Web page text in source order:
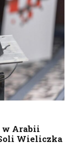
w Arabii
Wieliczka